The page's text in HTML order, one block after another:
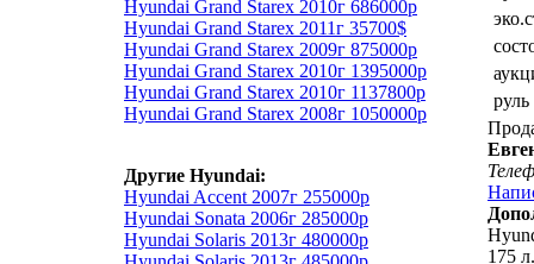
Hyundai Grand Starex 2010г 686000р
Hyundai Grand Starex 2011г 35700$
Hyundai Grand Starex 2009г 875000р
Hyundai Grand Starex 2010г 1395000р
Hyundai Grand Starex 2010г 1137800р
Hyundai Grand Starex 2008г 1050000р
Другие Hyundai:
Hyundai Accent 2007г 255000р
Hyundai Sonata 2006г 285000р
Hyundai Solaris 2013г 480000р
руль
175